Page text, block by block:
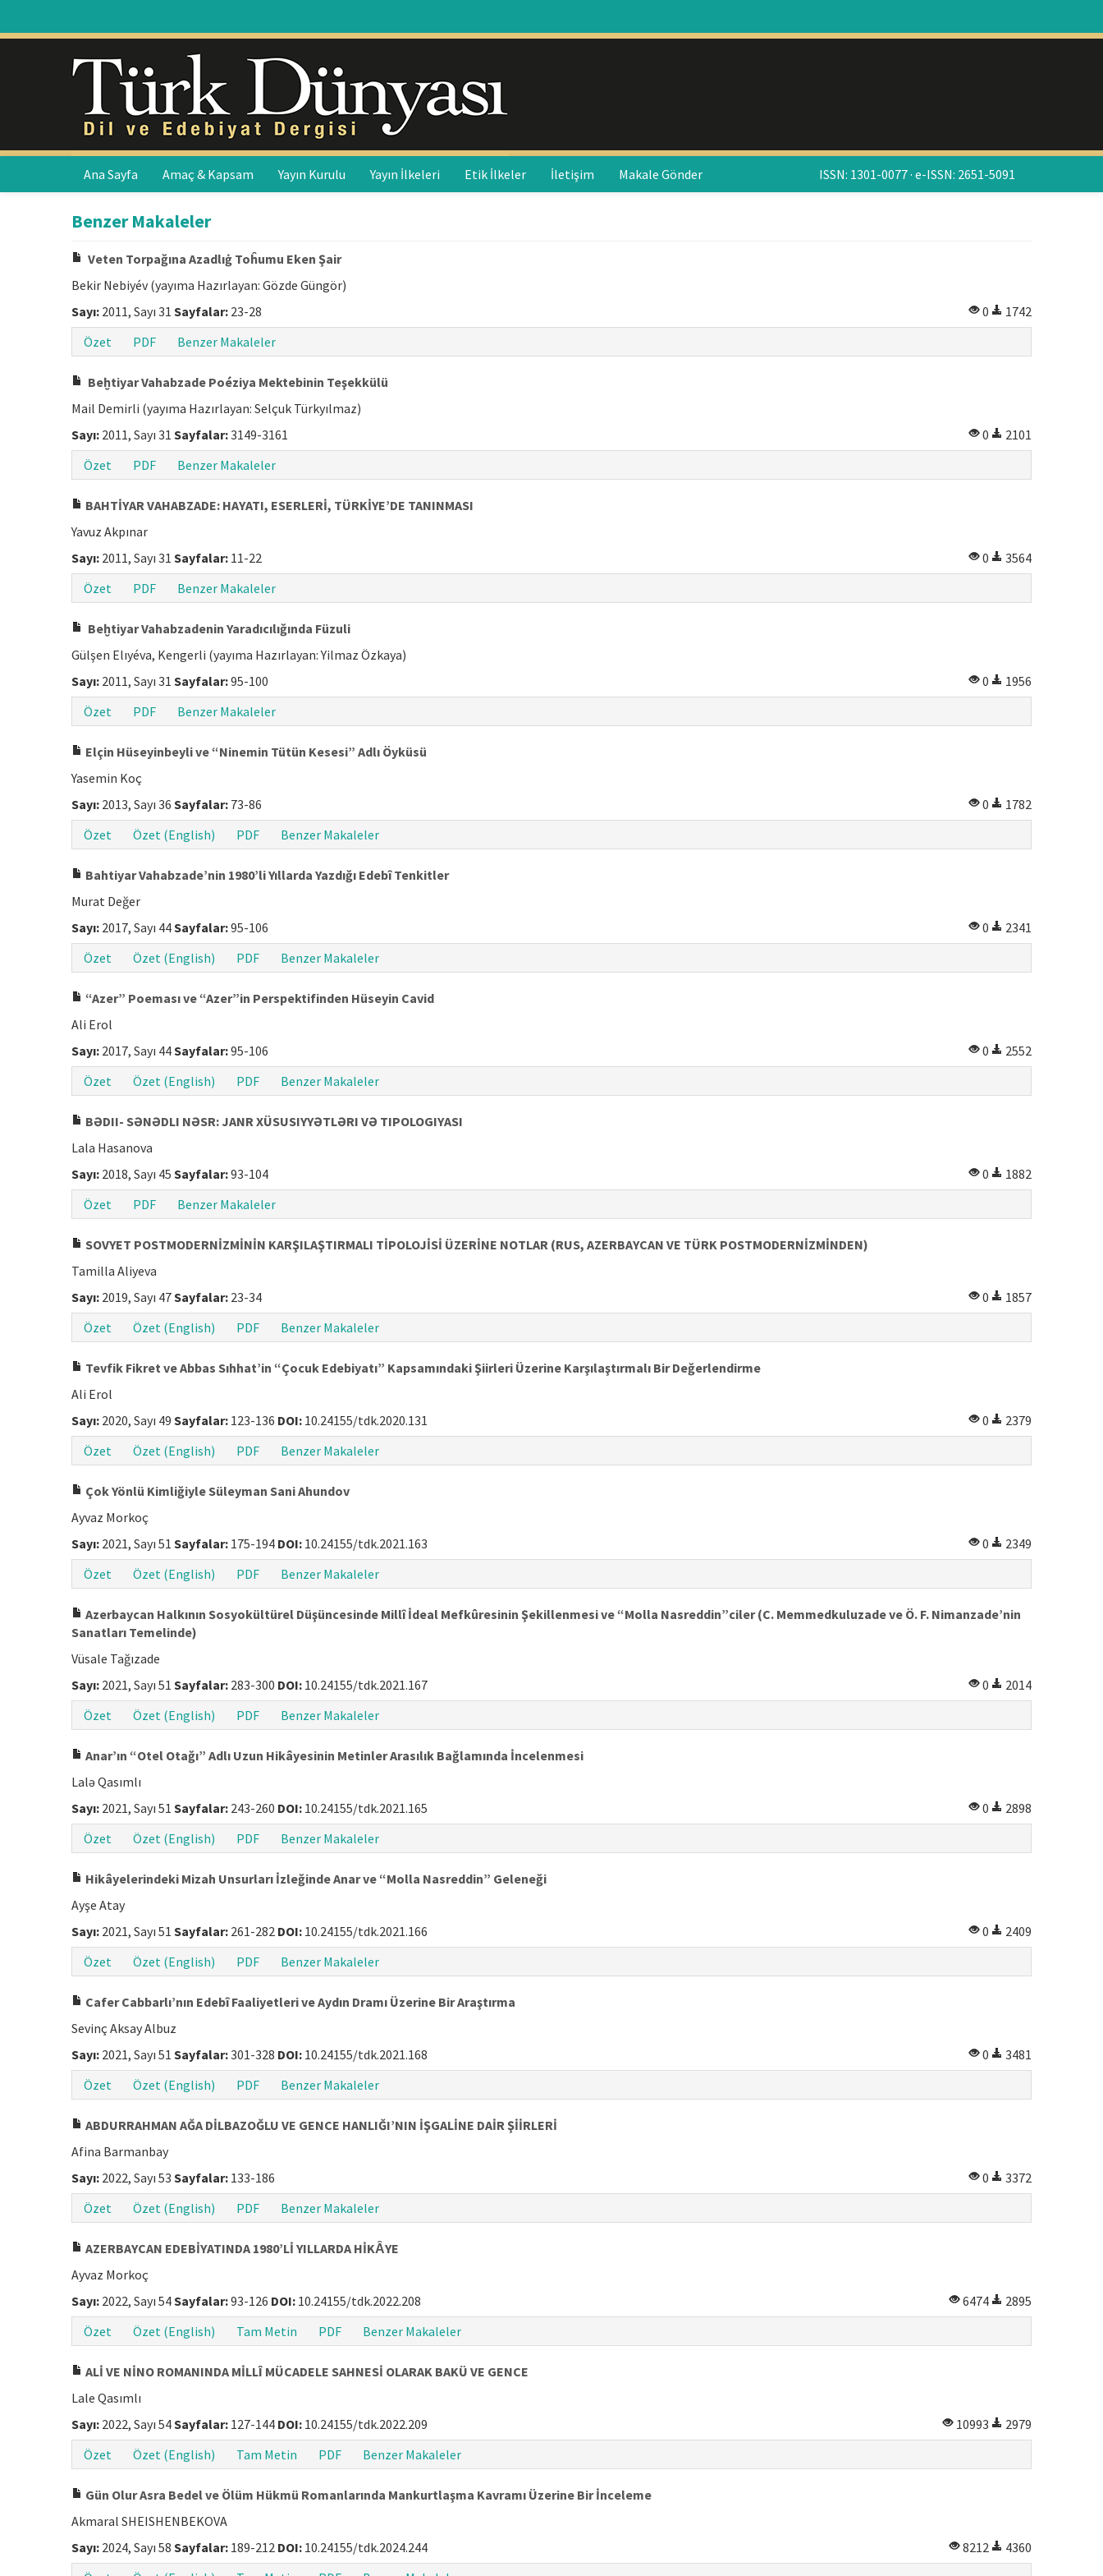
Ana Sayfa Amaç & Kapsam Yayın Kurulu Yayın İlkeleri Etik İlkeler İletişim Makale Gönder ISSN: 1301-0077 · e-ISSN: 2651-5091
Benzer Makaleler
Veten Torpağına Azadlıġ Toĥumu Eken Şair
Bekir Nebiyév (yayıma Hazırlayan: Gözde Güngör)
Sayı: 2011, Sayı 31 Sayfalar: 23-28 0
1742
Özet
PDF Benzer Makaleler
Beḫtiyar Vahabzade Poéziya Mektebinin Teşekkülü
Mail Demirli (yayıma Hazırlayan: Selçuk Türkyılmaz)
Sayı: 2011, Sayı 31 Sayfalar:3149-3161 0
2101
Özet
PDF Benzer Makaleler
BAHTİYAR VAHABZADE: HAYATI, ESERLERİ, TÜRKİYE’DE TANINMASI
Yavuz Akpınar
Sayı: 2011, Sayı 31 Sayfalar: 11-22 0
3564
Özet
PDF Benzer Makaleler
Beḫtiyar Vahabzadenin Yaradıcılığında Füzuli
Gülşen Elıyéva, Kengerli (yayıma Hazırlayan: Yilmaz Özkaya)
Sayı: 2011, Sayı 31 Sayfalar:95-100 0
1956
Özet
PDF Benzer Makaleler
Elçin Hüseyinbeyli ve “Ninemin Tütün Kesesi” Adlı Öyküsü
Yasemin Koç
Sayı: 2013, Sayı 36 Sayfalar: 73-86 0
1782
Özet
Özet (English) PDF Benzer Makaleler
Bahtiyar Vahabzade’nin 1980’li Yıllarda Yazdığı Edebî Tenkitler
Murat Değer
Sayı: 2017, Sayı 44Sayfalar:95-106 0
2341
Özet
Özet (English) PDF Benzer Makaleler
“Azer” Poeması ve “Azer”in Perspektifinden Hüseyin Cavid
Ali Erol
Sayı: 2017, Sayı 44Sayfalar:95-106 0
2552
Özet
Özet (English) PDF Benzer Makaleler
BƏDII- SƏNƏDLI NƏSR: JANR XÜSUSIYYƏTLƏRI VƏ TIPOLOGIYASI
Lala Hasanova
Sayı: 2018, Sayı 45 Sayfalar:93-104 0
1882
Özet
PDF Benzer Makaleler
SOVYET POSTMODERNİZMİNİN KARŞILAŞTIRMALI TİPOLOJİSİ ÜZERİNE NOTLAR (RUS, AZERBAYCAN VE TÜRK POSTMODERNİZMİNDEN)
Tamilla Aliyeva
Sayı: 2019, Sayı 47Sayfalar: 23-34 0
1857
Özet
Özet (English) PDF Benzer Makaleler
Tevfik Fikret ve Abbas Sıhhat’in “Çocuk Edebiyatı” Kapsamındaki Şiirleri Üzerine Karşılaştırmalı Bir Değerlendirme
Ali Erol
Sayı: 2020, Sayı 49 Sayfalar: 123-136 DOI: 10.24155/tdk.2020.131 0
2379
Özet
Özet (English) PDF Benzer Makaleler
Çok Yönlü Kimliğiyle Süleyman Sani Ahundov
Ayvaz Morkoç
Sayı: 2021, Sayı 51 Sayfalar: 175-194 DOI: 10.24155/tdk.2021.163 0
2349
Özet
Özet (English) PDF Benzer Makaleler
Azerbaycan Halkının Sosyokültürel Düşüncesinde Millî İdeal Mefkûresinin Şekillenmesi ve “Molla Nasreddin”ciler (C. Memmedkuluzade ve Ö. F. Nimanzade’nin
Sanatları Temelinde)
Vüsale Tağızade
Sayı: 2021, Sayı 51 Sayfalar: 283-300 DOI: 10.24155/tdk.2021.167 0
2014
Özet
Özet (English) PDF Benzer Makaleler
Anar’ın “Otel Otağı” Adlı Uzun Hikâyesinin Metinler Arasılık Bağlamında İncelenmesi
Lalə Qasımlı
Sayı: 2021, Sayı 51 Sayfalar: 243-260 DOI: 10.24155/tdk.2021.165 0
2898
Özet
Özet (English) PDF Benzer Makaleler
Hikâyelerindeki Mizah Unsurları İzleğinde Anar ve “Molla Nasreddin” Geleneği
Ayşe Atay
Sayı: 2021, Sayı 51 Sayfalar: 261-282 DOI: 10.24155/tdk.2021.166 0
2409
Özet
Özet (English) PDF Benzer Makaleler
Cafer Cabbarlı’nın Edebî Faaliyetleri ve Aydın Dramı Üzerine Bir Araştırma
Sevinç Aksay Albuz
Sayı: 2021, Sayı 51 Sayfalar:301-328 DOI: 10.24155/tdk.2021.168 0
3481
Özet
Özet (English) PDF Benzer Makaleler
ABDURRAHMAN AĞA DİLBAZOĞLU VE GENCE HANLIĞI’NIN İŞGALİNE DAİR ŞİİRLERİ
Afina Barmanbay
Sayı: 2022, Sayı 53 Sayfalar: 133-186 0
3372
Özet
Özet (English) PDF Benzer Makaleler
AZERBAYCAN EDEBİYATINDA 1980’Lİ YILLARDA HİKȂYE
Ayvaz Morkoç
Sayı: 2022, Sayı 54Sayfalar:93-126 DOI: 10.24155/tdk.2022.208 6474
2895
Özet
Özet (English) Tam Metin PDF Benzer Makaleler
ALİ VE NİNO ROMANINDA MİLLÎ MÜCADELE SAHNESİ OLARAK BAKÜ VE GENCE
Lale Qasımlı
Sayı: 2022, Sayı 54Sayfalar: 127-144 DOI: 10.24155/tdk.2022.209 10993
2979
Özet
Özet (English) Tam Metin PDF Benzer Makaleler
Gün Olur Asra Bedel ve Ölüm Hükmü Romanlarında Mankurtlaşma Kavramı Üzerine Bir İnceleme
Akmaral SHEISHENBEKOVA
Sayı: 2024, Sayı 58 Sayfalar: 189-212 DOI: 10.24155/tdk.2024.244 8212
4360